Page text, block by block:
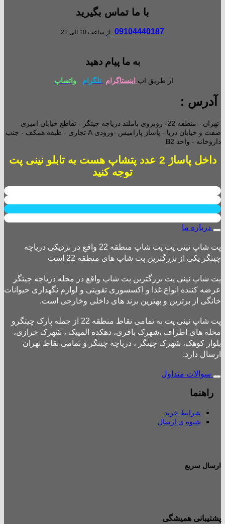
با ما تماس بگیرید
09104440187 از ساعت 10 الی 21
به ما پیام دهید
از طریق اپ اینستاگرام تلگرام واتساپ
آدرس :
تهران - منطقه 22- روبروی باملند دریاچه چیتگر - تقاطع خیابان امیری
صفت و خیابان دریا - پاساژ پارامیس -ورودی A تجاری -
طبقه همکف - جنب
داروخانه - واحد B2
داخل پاساژ 2 عدد پتشاپ هست به تابلو نینی پت
توجه کنید
درباره ما
پت شاپ نینی پت پت شاپ منطقه 22 واقع در نزدیکی دریاچه
چیتگر یکی از بزرگترین پت شاپ های منطقه 22 است
پت شاپ نینی پت بزرگترین پت شاپ واقع در محله دریاچه چیتگر
عرضه کننده انواع غذا و اکسسوری تقویتی و لوازم نگهداری حیوانات
خانگی از برترین و بهترین برند های داخلی وخارجی است.
پت شاپ نینی پت به تمامی نقاط منطقه 22 از جمله پارک چیتگرو
محله های اطراف ،شهرک باقری، دهکده المپیک ، شهرک خرازی،
بلوار کوهک، شهرک چیتگر ، دریاچه چیتگر و تمامی نقاط تهران
ارسال دارد.
سوالات متداول
راهنما
شرایط خرید
شیوه ی ارسال
ارسال سریع
پشتیبانی همیشگی